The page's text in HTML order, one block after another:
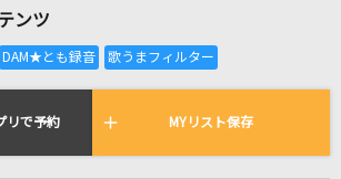
全国りれき
タイムで歌われている曲の一覧
ンツ
リで予約 MYリスト保存